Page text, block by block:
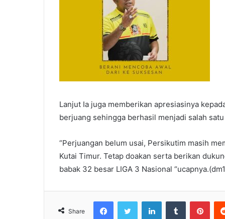
Lanjut Ia juga memberikan apresiasinya
berjuang sehingga berhasil menjadi salah
“Perjuangan belum usai, Persikutim masih
Kutai Timur. Tetap doakan serta berikan
babak 32 besar LIGA 3 Nasional
Share